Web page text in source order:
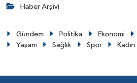
Haber Arşivi
Gündem Politika Ekonomi
Yaşam
Sağlık Spor Kadın